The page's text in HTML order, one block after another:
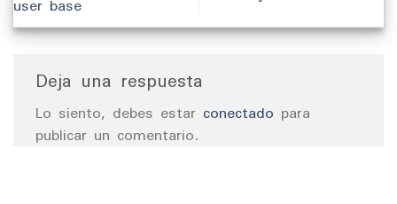
Deja una respuesta
Lo siento, debes estar conectado para
publicar un comentario.